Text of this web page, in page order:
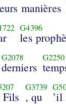
manières
G4396
les
G2078
derniers
G2250
Fils
G3739
, qu ’il